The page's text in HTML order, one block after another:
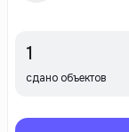
1
сдано объектов